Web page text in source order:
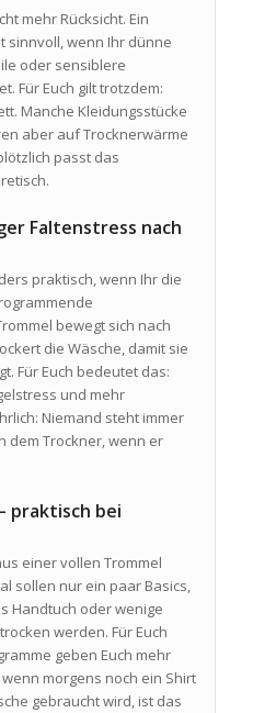
mehr Rücksicht. Ein
sinnvoll, wenn Ihr dünne
oder sensiblere
Für Euch gilt trotzdem:
Manche Kleidungsstücke
aber auf Trocknerwärme
passt das
Faltenstress nach
praktisch, wenn Ihr die
bewegt sich nach
die Wäsche, damit sie
Für Euch bedeutet das:
und mehr
Niemand steht immer
dem Trockner, wenn er
praktisch bei
einer vollen Trommel
sollen nur ein paar Basics,
Handtuch oder wenige
werden. Für Euch
geben Euch mehr
morgens noch ein Shirt
gebraucht wird, ist das